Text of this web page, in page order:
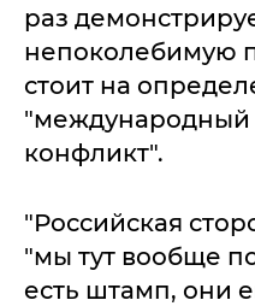
раз
непоколебимую
стоит на
"международный
конфликт".
"Российская
"мы тут вообще
есть штамп, они